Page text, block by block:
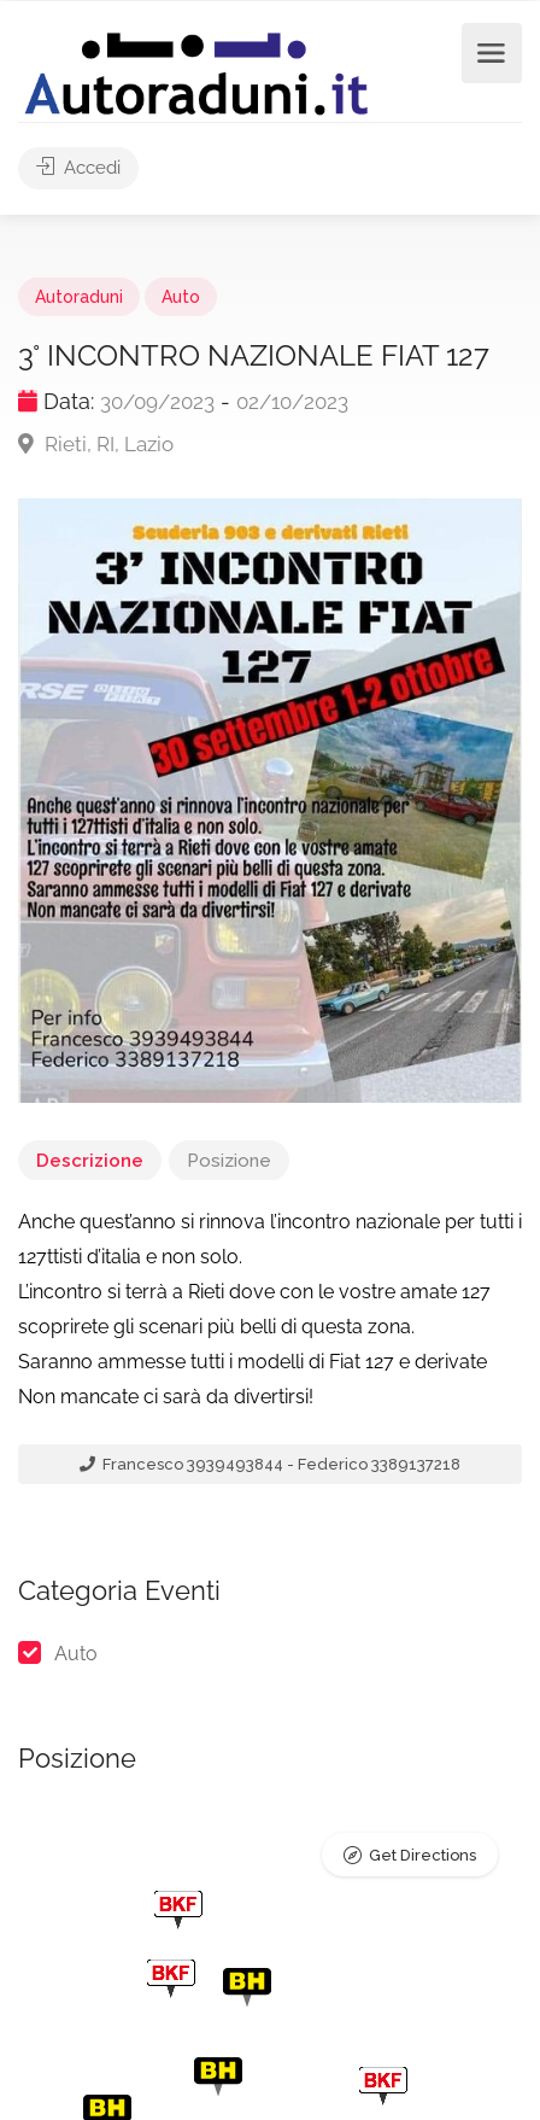
Accedi
Autoraduni Auto
3° INCONTRO NAZIONALE FIAT 127
Data: 30/09/2023 - 02/10/2023
Rieti, RI, Lazio
Descrizione Posizione
Anche quest’anno si rinnova l’incontro nazionale per tutti i
127ttisti d’italia e non solo.
L’incontro si terrà a Rieti dove con le vostre amate 127
scoprirete gli scenari più belli di questa zona.
Saranno ammesse tutti i modelli di Fiat 127 e derivate
Non mancate ci sarà da divertirsi!
Francesco 3939493844 - Federico 3389137218
Categoria Eventi
Auto
Posizione
Get Directions